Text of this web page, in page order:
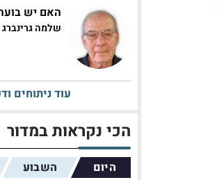
האם יש
שלמה גרינברג
עוד ניתוחים
הכי נקראות במדור
היום השבוע